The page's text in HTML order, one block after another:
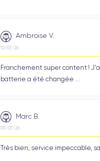
Ambroise V.
10/07/26
Franchement super content !
batterie a été changée ...
Marc B.
09/07/26
Très bien, service impeccable,